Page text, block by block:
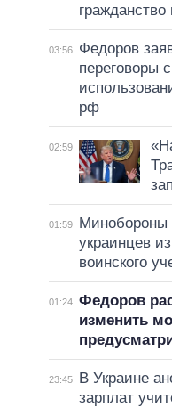
03:56
Федоров
переговоры
рф
02:59
01:59
Минобороны
украинцев
воинского
01:24 Федоров
изменить
23:45
В Украине
зарплат